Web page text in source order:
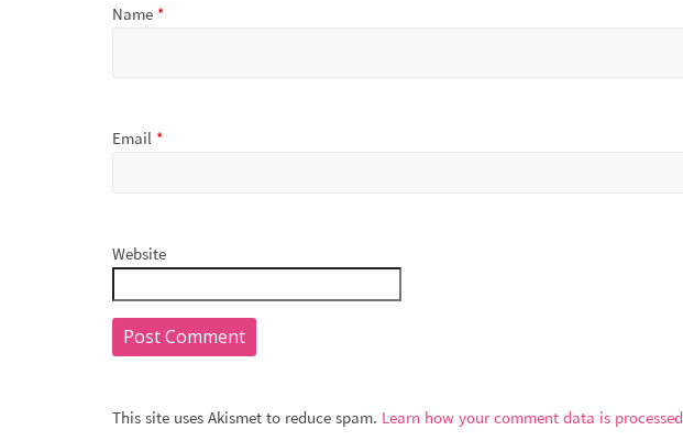
Name *
Email *
Website
This site uses Akismet to reduce spam. Learn how your comment data is processed